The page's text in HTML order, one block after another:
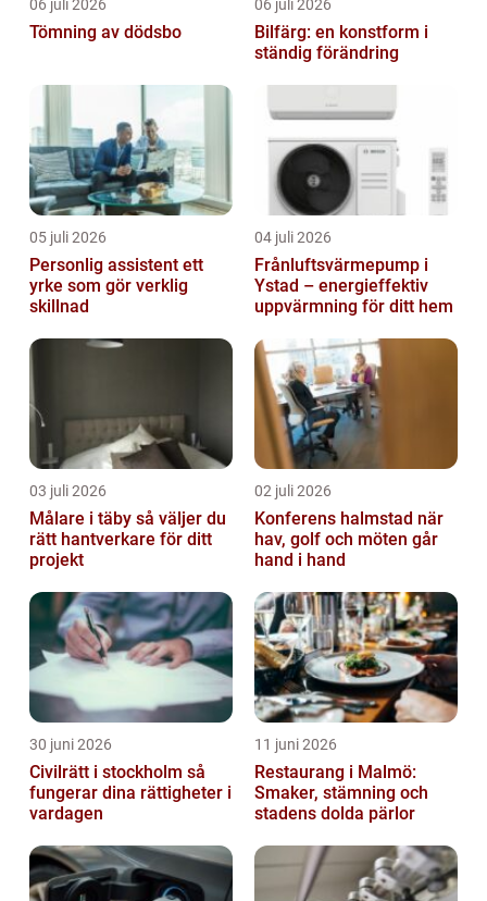
06 juli 2026
Tömning av dödsbo
06 juli 2026
Bilfärg: en konstform i
ständig förändring
05 juli 2026
Personlig assistent ett
yrke som gör verklig
skillnad
04 juli 2026
Frånluftsvärmepump i
Ystad – energieffektiv
uppvärmning för ditt hem
03 juli 2026
Målare i täby så väljer du
rätt hantverkare för ditt
projekt
02 juli 2026
Konferens halmstad när
hav, golf och möten går
hand i hand
30 juni 2026
Civilrätt i stockholm så
fungerar dina rättigheter i
vardagen
11 juni 2026
Restaurang i Malmö:
Smaker, stämning och
stadens dolda pärlor